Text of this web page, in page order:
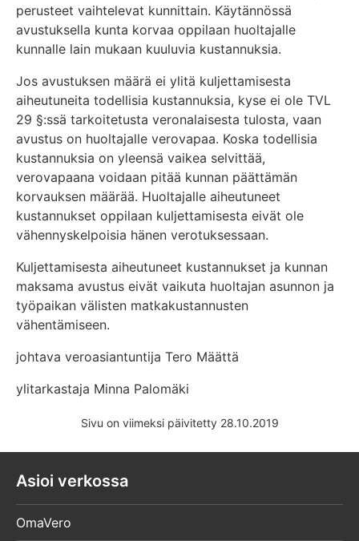
perusteet vaihtelevat kunnittain. Käytännössä
avustuksella kunta korvaa oppilaan huoltajalle
kunnalle lain mukaan kuuluvia kustannuksia.
Jos avustuksen määrä ei ylitä kuljettamisesta
aiheutuneita todellisia kustannuksia, kyse ei ole TVL
29 §:ssä tarkoitetusta veronalaisesta tulosta, vaan
avustus on huoltajalle verovapaa. Koska todellisia
kustannuksia on yleensä vaikea selvittää,
verovapaana voidaan pitää kunnan päättämän
korvauksen määrää. Huoltajalle aiheutuneet
kustannukset oppilaan kuljettamisesta eivät ole
vähennyskelpoisia hänen verotuksessaan.
Kuljettamisesta aiheutuneet kustannukset ja kunnan
maksama avustus eivät vaikuta huoltajan asunnon ja
työpaikan välisten matkakustannusten
vähentämiseen.
johtava veroasiantuntija Tero Määttä
ylitarkastaja Minna Palomäki
Sivu on viimeksi päivitetty 28.10.2019
Asioi verkossa
OmaVero